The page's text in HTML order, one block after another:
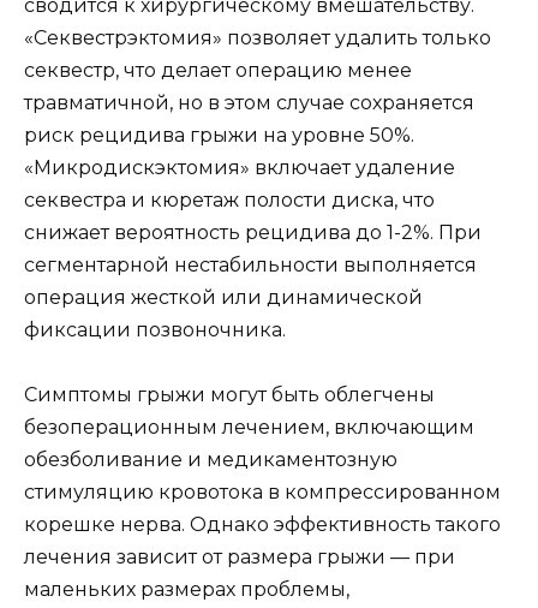
сводится к хирургическому вмешательству.
«Секвестрэктомия» позволяет удалить только
секвестр, что делает операцию менее
травматичной, но в этом случае сохраняется
риск рецидива грыжи на уровне 50%.
«Микродискэктомия» включает удаление
секвестра и кюретаж полости диска, что
снижает вероятность рецидива до 1-2%. При
сегментарной нестабильности выполняется
операция жесткой или динамической
фиксации позвоночника.
Симптомы грыжи могут быть облегчены
безоперационным лечением, включающим
обезболивание и медикаментозную
стимуляцию кровотока в компрессированном
корешке нерва. Однако эффективность такого
лечения зависит от размера грыжи — при
маленьких размерах проблемы,